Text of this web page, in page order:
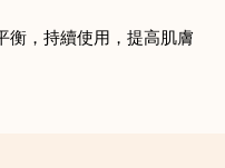
衡，持續使用，提高肌膚